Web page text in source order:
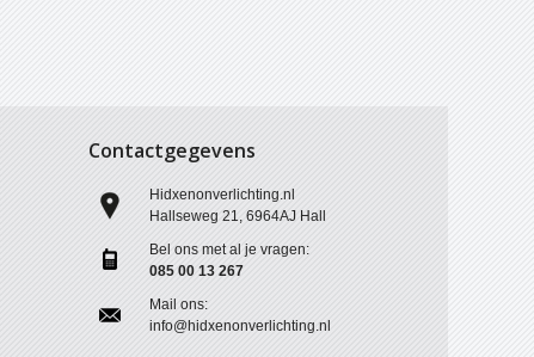
Contactgegevens
Hidxenonverlichting.nl
Hallseweg 21, 6964AJ Hall
Bel ons met al je vragen:
085 00 13 267
Mail ons:
info@hidxenonverlichting.nl